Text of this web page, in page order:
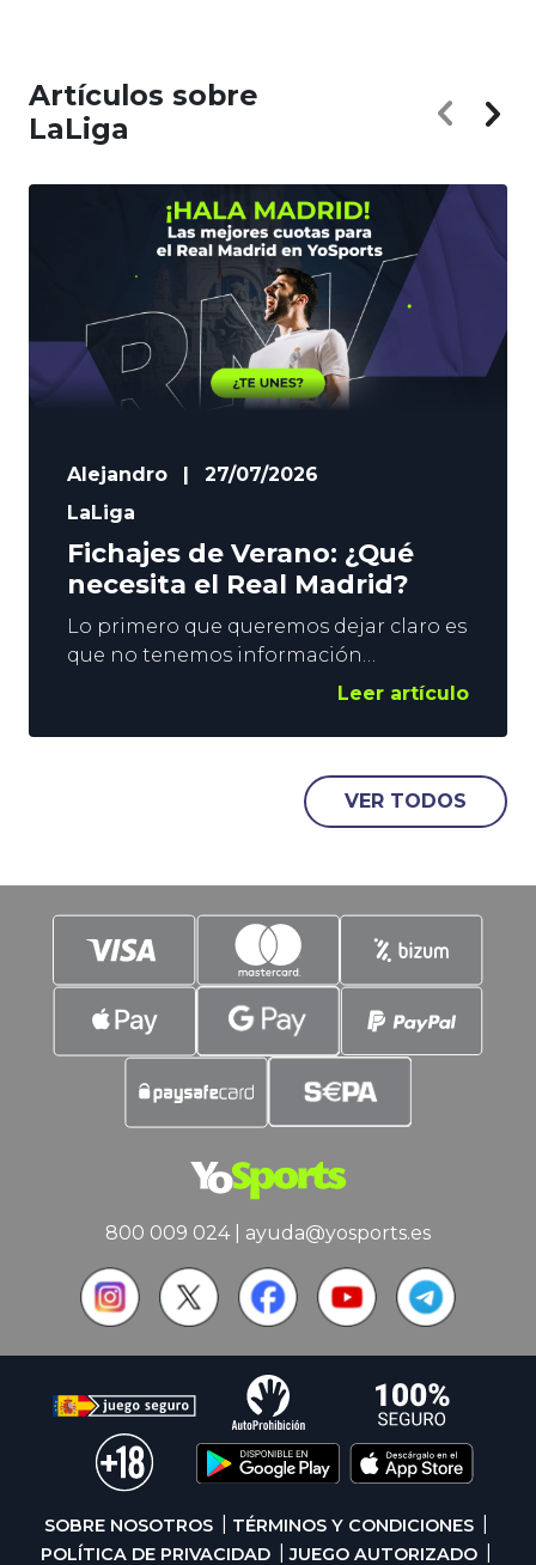
Artículos sobre
LaLiga
Alejandro
27/07/2026
LaLiga
Fichajes de Verano: ¿Qué
necesita el Real Madrid?
Lo primero que queremos dejar claro es
que no tenemos información
privilegiada. Eso sí, vemos el suficiente
dónde pueden ir los fichajes del verano
de los grandes de la Liga. En este post
nos ocuparemos del Madrid, pero
también tendremos tiempo de
de Barcelona
Leer artículo
VER TODOS
800 009 024| ayuda@yosports.es
SOBRE NOSOTROS
TÉRMINOS Y CONDICIONES
POLÍTICA DE PRIVACIDAD
JUEGO AUTORIZADO